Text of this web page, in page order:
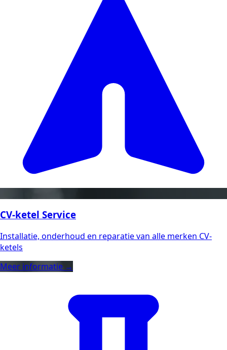
CV-ketel Service
Installatie, onderhoud en reparatie van alle merken CV-
ketels
Meer informatie →